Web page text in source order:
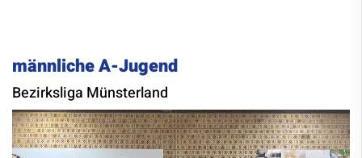
männliche A-Jugend
Bezirksliga Münsterland